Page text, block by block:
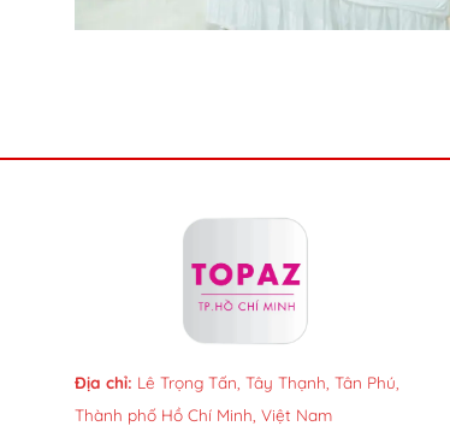
Địa chỉ: Lê Trọng Tấn, Tây Thạnh, Tân Phú,
Thành phố Hồ Chí Minh, Việt Nam